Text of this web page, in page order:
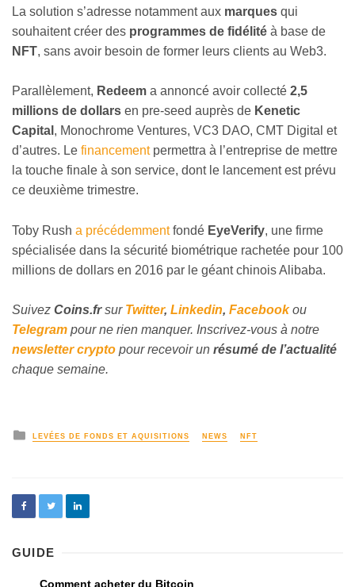
La solution s’adresse notamment aux marques qui
souhaitent créer des programmes de fidélité à base de
NFT, sans avoir besoin de former leurs clients au Web3.
Parallèlement, Redeem a annoncé avoir collecté 2,5
millions de dollars en pre-seed auprès de Kenetic
Capital , Monochrome Ventures, VC3 DAO, CMT Digital et
d’autres. Le financementpermettra à l’entreprise de mettre
la touche finale à son service, dont le lancement est prévu
ce deuxième trimestre.
Toby Rush a précédemmentfondé EyeVerify, une firme
spécialisée dans la sécurité biométrique rachetée pour 100
millions de dollars en 2016 par le géant chinois Alibaba.
Suivez Coins.frsur Twitter, Linkedin, Facebookou
Telegram pour ne rien manquer. Inscrivez-vous à notre
newsletter crypto pour recevoir un résumé de l’actualité
chaque semaine.
LEVÉES DE FONDS ET AQUISITIONS NEWS NFT
GUIDE
Comment acheter du Bitcoin